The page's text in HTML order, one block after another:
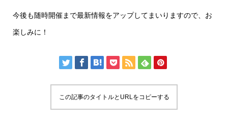
今後も随時開催まで最新情報をアップしてまいりますので、お
楽しみに！
この記事のタイトルとURLをコピーする